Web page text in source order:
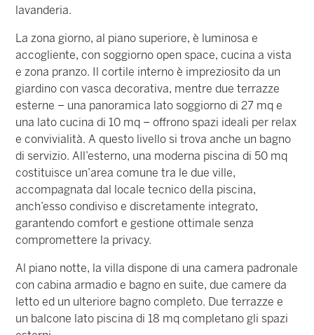
lavanderia.
La zona giorno, al piano superiore, è luminosa e
accogliente, con soggiorno open space, cucina a vista
e zona pranzo. Il cortile interno è impreziosito da un
giardino con vasca decorativa, mentre due terrazze
esterne – una panoramica lato soggiorno di 27 mq e
una lato cucina di 10 mq – offrono spazi ideali per relax
e convivialità. A questo livello si trova anche un bagno
di servizio. All’esterno, una moderna piscina di 50 mq
costituisce un’area comune tra le due ville,
accompagnata dal locale tecnico della piscina,
anch’esso condiviso e discretamente integrato,
garantendo comfort e gestione ottimale senza
compromettere la privacy.
Al piano notte, la villa dispone di una camera padronale
con cabina armadio e bagno en suite, due camere da
letto ed un ulteriore bagno completo. Due terrazze e
un balcone lato piscina di 18 mq completano gli spazi